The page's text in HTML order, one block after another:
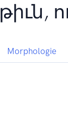
Morphologie